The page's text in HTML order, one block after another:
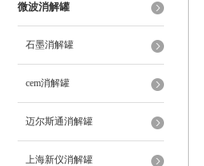
微波消解罐
石墨消解罐
cem消解罐
迈尔斯通消解罐
上海新仪消解罐